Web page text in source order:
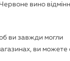
вино
ви завжди могли
ви